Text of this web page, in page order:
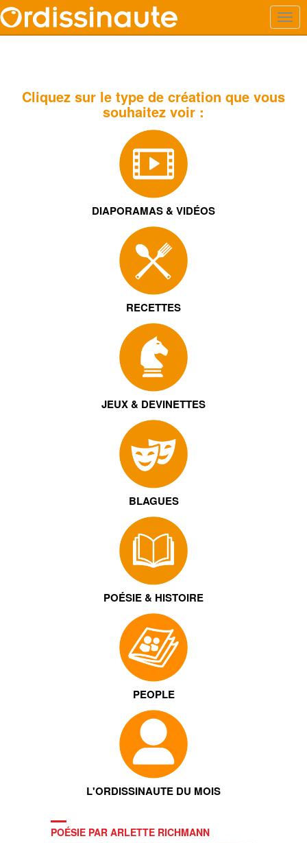
Cliquez sur le type de création que vous
souhaitez voir :
DIAPORAMAS & VIDÉOS
RECETTES
JEUX & DEVINETTES
BLAGUES
POÉSIE & HISTOIRE
PEOPLE
L'ORDISSINAUTE DU MOIS
POÉSIE PAR ARLETTE RICHMANN